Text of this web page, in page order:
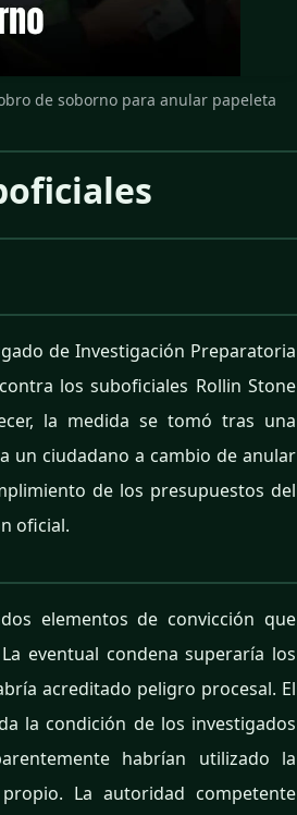
de soborno para anular papeleta
de Investigación Preparatoria
los suboficiales Rollin Stone
la medida se tomó tras una
un ciudadano a cambio de anular
de los presupuestos del
oficial.
elementos de convicción que
eventual condena superaría los
acreditado peligro procesal. El
la condición de los investigados
habrían utilizado la
La autoridad competente